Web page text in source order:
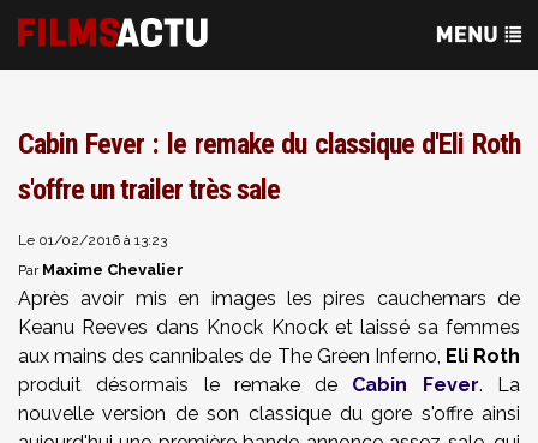
Cabin Fever : le remake du classique d'Eli Roth
s'offre un trailer très sale
Le 01/02/2016 à 13:23
Par Maxime Chevalier
Après avoir mis en images les pires cauchemars de
Keanu Reeves dans Knock Knock et laissé sa femmes
aux mains des cannibales de The Green Inferno, Eli Roth
produit désormais le remake de Cabin Fever. La
nouvelle version de son classique du gore s'offre ainsi